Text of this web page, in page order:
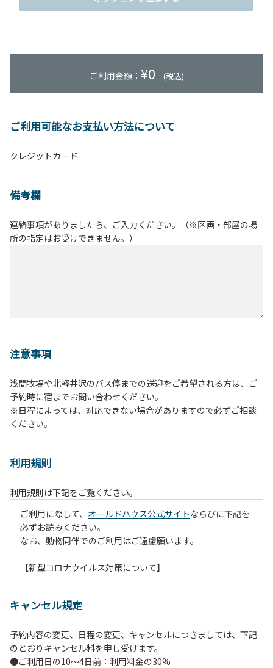
ご利用金額： ¥0 (税込)
ご利用可能なお支払い方法について
クレジットカード
備考欄
連絡事項がありましたら、ご入力ください。（※区画・部屋の場
所の指定はお受けできません。）
注意事項
浅間牧場や北軽井沢のバス停までの送迎をご希望される方は、ご
予約時に宿までお問い合わせください。
※日程によっては、対応できない場合がありますので必ずご相談
ください。
利用規則
利用規則は下記をご覧ください。
ご利用に際して、 オールドハウス公式サイトならびに下記を
必ずお読みください。
なお、動物同伴でのご利用はご遠慮願います。
【新型コロナウイルス対策について】
また、今後の状況次第で変わる場合がありますのでご了承く
【ペンションでの取り組み】
・お食事は席数を減らしソーシャルディスタンスを確保して
キャンセル規定
予約内容の変更、日程の変更、キャンセルにつきましては、下記
のとおりキャンセル料を申し受けます。
●ご利用日の10～4日前：利用料金の30%